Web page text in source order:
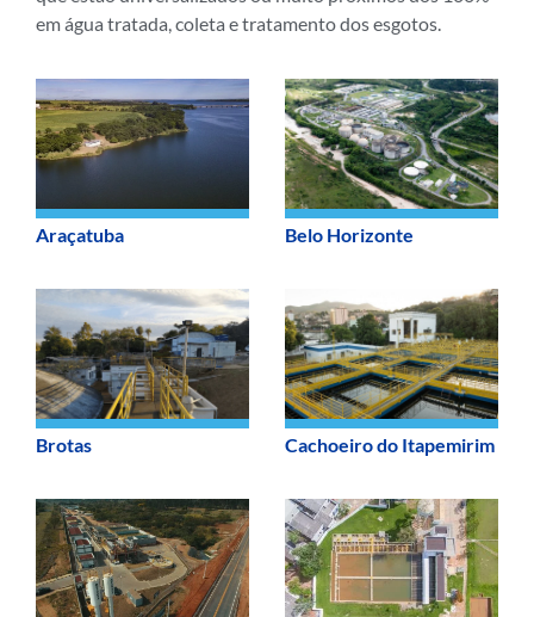
em água tratada, coleta e tratamento dos esgotos.
Araçatuba Belo Horizonte
Brotas Cachoeiro do Itapemirim